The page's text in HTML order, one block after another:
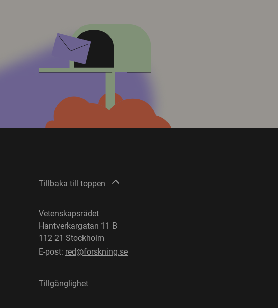
Tillbaka till toppen
Vetenskapsrådet
Hantverkargatan 11 B
112 21 Stockholm
E-post: red@forskning.se
Tillgänglighet